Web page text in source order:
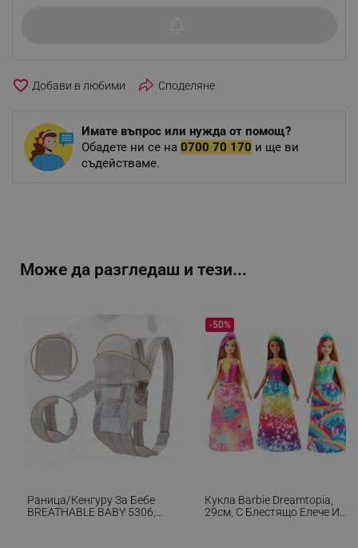
favorite_border Споделяне
Имате въпрос или нужда от помощ?
Обадете ни се на 0700 70 170 и ще ви
съдействаме.
Може да разгледаш и тези...
Раница/кенгуру За Бебе
BREATHABLE BABY 5306,
Кукла Barbie Dreamtopia,
29см, С Блестящо Елече И
-50%